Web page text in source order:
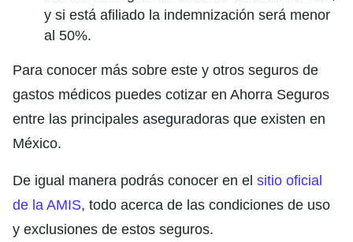
y si está afiliado la indemnización será menor
al 50%.
Para conocer más sobre este y otros seguros de
gastos médicos puedes cotizar en Ahorra Seguros
entre las principales aseguradoras que existen en
México.
De igual manera podrás conocer en el sitio oficial
de la AMIS, todo acerca de las condiciones de uso
y exclusiones de estos seguros.